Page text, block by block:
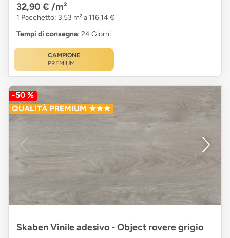
32,90 € /m²
1 Pacchetto: 3,53 m² a 116,14 €
Tempi di consegna: 24 Giorni
CAMPIONE
PREMIUM
-50 %
QUALITÀ PREMIUM ★★★
Skaben Vinile adesivo - Object rovere grigio